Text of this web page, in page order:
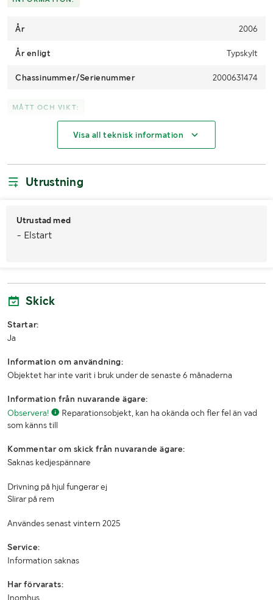
År 2006
År enligt Typskylt
Chassinummer/Serienummer 2000631474
MÅTT OCH VIKT:
Höjd (mm)
LASTHJÄLPSINFORMATION:
Visa all teknisk information
Utrustning
Utrustad med
- Elstart
Skick
Startar:
Ja
Information om användning:
Objektet har inte varit i bruk under de senaste 6 månaderna
Information från nuvarande ägare:
Observera!
Reparationsobjekt, kan ha okända och fler fel än vad
som känns till
Kommentar om skick från nuvarande ägare:
Saknas kedjespännare
Drivning på hjul fungerar ej
Slirar på rem
Användes senast vintern 2025
Service:
Information saknas
Har förvarats:
Inomhus